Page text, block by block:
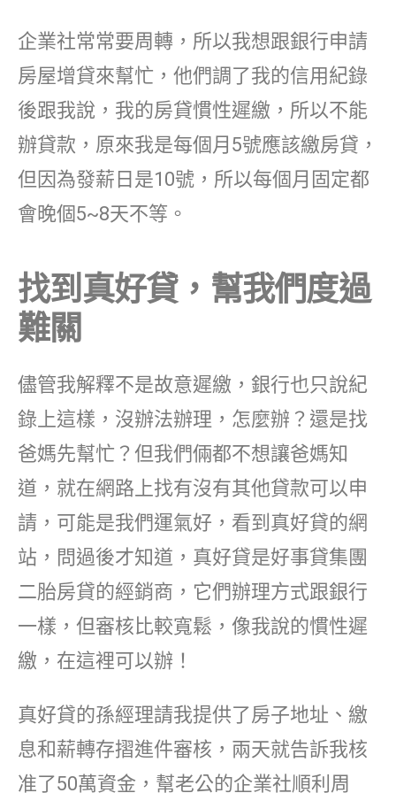
企業社常常要周轉，所以我想跟銀行申請
房屋增貸來幫忙，他們調了我的信用紀錄
後跟我說，我的房貸慣性遲繳，所以不能
辦貸款，原來我是每個月5號應該繳房貸，
但因為發薪日是10號，所以每個月固定都
會晚個5~8天不等。
找到真好貸，幫我們度過
難關
儘管我解釋不是故意遲繳，銀行也只說紀
錄上這樣，沒辦法辦理，怎麼辦？還是找
爸媽先幫忙？但我們倆都不想讓爸媽知
道，就在網路上找有沒有其他貸款可以申
請，可能是我們運氣好，看到真好貸的網
站，問過後才知道，真好貸是好事貸集團
二胎房貸的經銷商，它們辦理方式跟銀行
一樣，但審核比較寬鬆，像我說的慣性遲
繳，在這裡可以辦！
真好貸的孫經理請我提供了房子地址、繳
息和薪轉存摺進件審核，兩天就告訴我核
准了50萬資金，幫老公的企業社順利周